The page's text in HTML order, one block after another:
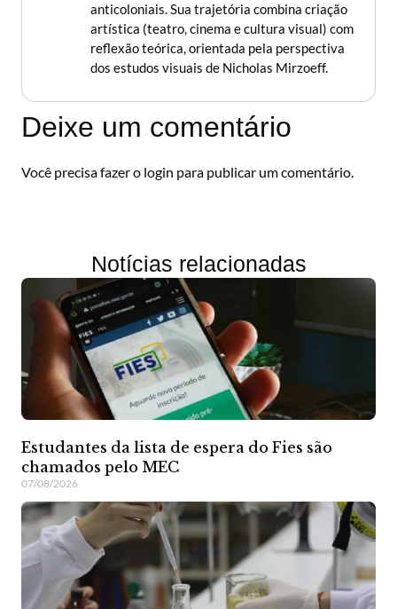
anticoloniais. Sua trajetória combina criação
artística (teatro, cinema e cultura visual) com
reflexão teórica, orientada pela perspectiva
dos estudos visuais de Nicholas Mirzoeff.
Deixe um comentário
Você precisa fazer o login para publicar um comentário.
Notícias relacionadas
Estudantes da lista de espera do Fies são
chamados pelo MEC
07/08/2026